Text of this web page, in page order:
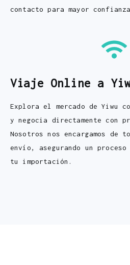
contacto para mayor
Viaje Online a
Explora el mercado de Yiwu
y negocia directamente con
Nosotros nos encargamos
envío, asegurando un
tu importación.